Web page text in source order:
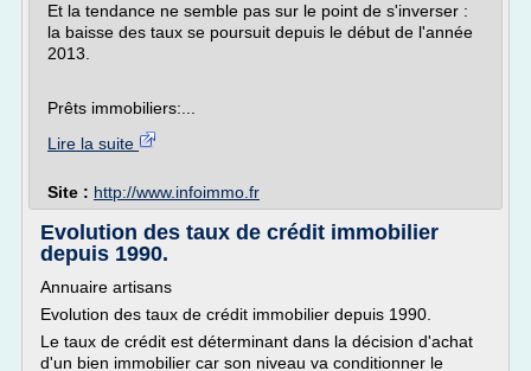
Et la tendance ne semble pas sur le point de s'inverser :
la baisse des taux se poursuit depuis le début de l'année
2013.
Prêts immobiliers:...
Lire la suite
Site : http://www.infoimmo.fr
Evolution des taux de crédit immobilier
depuis 1990.
Annuaire artisans
Evolution des taux de crédit immobilier depuis 1990.
Le taux de crédit est déterminant dans la décision d'achat
d'un bien immobilier car son niveau va conditionner le